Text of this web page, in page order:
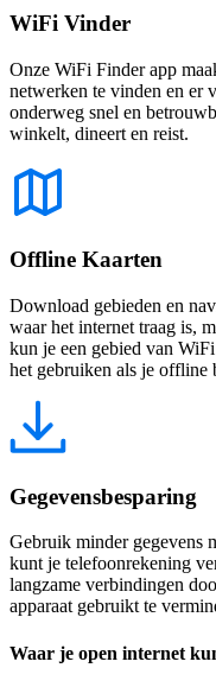
WiFi Vinder
Onze WiFi Finder app
netwerken te vinden en er
onderweg snel en
winkelt, dineert en reist.
Offline Kaarten
Download gebieden en
waar het internet traag is,
kun je een gebied van
het gebruiken als je offline
Gegevensbesparing
Gebruik minder gegevens
kunt je telefoonrekening
langzame verbindingen
apparaat gebruikt te
Waar je open internet